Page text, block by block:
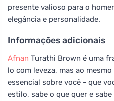
presente valioso para o
elegância e personalidade.
Informações adicionais
Afnan Turathi Brown é uma
lo com leveza, mas ao
essencial sobre você - que
estilo, sabe o que quer e